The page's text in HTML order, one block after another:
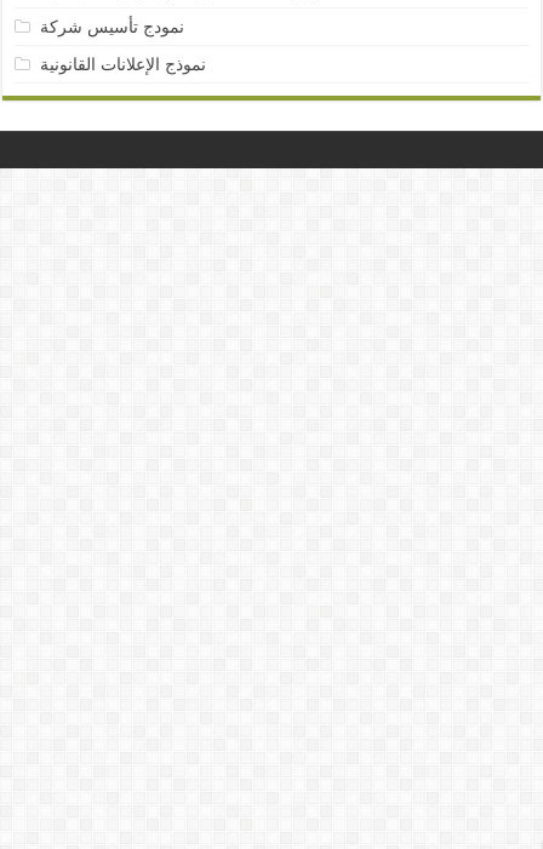
نمودج تأسيس شركة
نموذج الإعلانات القانونية